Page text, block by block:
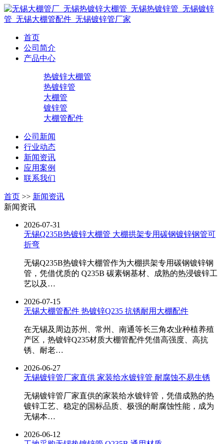
首页
公司简介
产品中心
热镀锌大棚管
热镀锌管
大棚管
镀锌管
大棚管配件
公司新闻
行业动态
新闻资讯
应用案例
联系我们
首页 >> 新闻资讯
新闻资讯
2026-07-31
无锡Q235B热镀锌大棚管 大棚拱架专用碳钢镀锌钢管可
折弯
无锡Q235B热镀锌大棚管作为大棚拱架专用碳钢镀锌钢
管，凭借优质的 Q235B 碳素钢基材、成熟的热浸镀锌工
艺以及…
2026-07-15
无锡大棚管配件 热镀锌Q235 抗锈耐用大棚配件
在无锡及周边苏州、常州、南通等长三角农业种植养殖
产区，热镀锌Q235材质大棚管配件凭借高强度、高抗
锈、耐老…
2026-06-27
无锡镀锌管厂家直供 家装给水镀锌管 耐腐蚀不易生锈
无锡镀锌管厂家直供的家装给水镀锌管，凭借成熟的热
镀锌工艺、稳定的国标品质、极强的耐腐蚀性能，成为
无锡本…
2026-06-12